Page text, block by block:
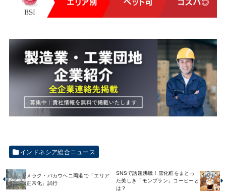
インドネシア総合ニュース
メラク・バカウヘニ両港で「エリア
正常化」試行
SNSで話題沸騰！雪化粧をまとっ
た美しき「モンブラン」コーヒーと
は？